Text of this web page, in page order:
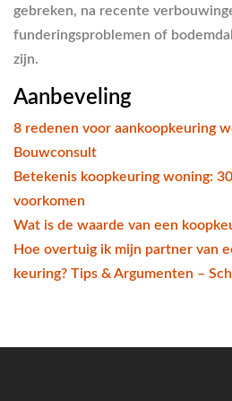
gebreken, na recente
funderingsproblemen of
zijn.
Aanbeveling
8 redenen voor aankoopkeuring
Bouwconsult
Betekenis koopkeuring woning:
voorkomen
Wat is de waarde van een
Hoe overtuig ik mijn partner van
keuring? Tips & Argumenten –